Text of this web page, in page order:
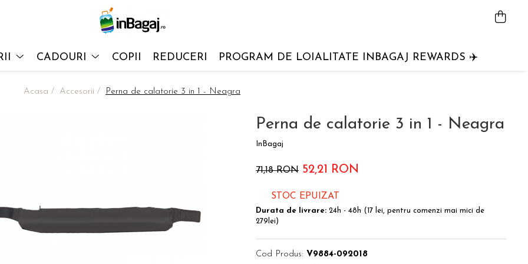
CADOURI COPII REDUCERI PROGRAM DE LOIALITATE INBAGAJ REWARDS ✈️
Acasa / Accesorii / Perna de calatorie 3 in 1 - Neagra
Perna de calatorie 3 in 1 - Neagra
InBagaj
71,18 RON 52,21 RON
STOC EPUIZAT
Durata de livrare: 24h - 48h (17 lei, pentru comenzi mai mici de
279lei)
Cod Produs: V9884-092018